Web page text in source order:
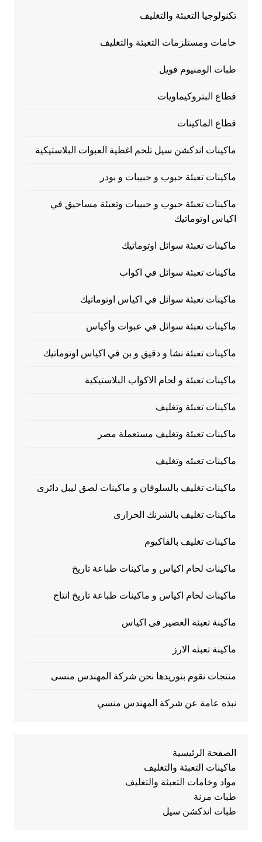
تكنولوجيا التعبئة والتغليف
خامات ومستلزمات التعبئة والتغليف
طبات الومنيوم فويل
قطاع البتروكيماويات
قطاع الماكينات
ماكينات اندكشن سيل تلحم اغطية العبوات البلاستيكية
ماكينات تعبئة حبوب و حبيبات و بودر
ماكينات تعبئة حبوب و حبيبات وتعبئة مساحيق في
اكياس اوتوماتيك
ماكينات تعبئة سوائل اوتوماتيك
ماكينات تعبئة سوائل في اكواب
ماكينات تعبئة سوائل في اكياس اوتوماتيك
ماكينات تعبئة سوائل في عبوات وأكياس
ماكينات تعبئة نشا و دقيق و بن في اكياس اوتوماتيك
ماكينات تعبئة و لحام الاكواب البلاستيكية
ماكينات تعبئة وتغليف
ماكينات تعبئة وتغليف مستعملة مصر
ماكينات تعبئه وتغليف
ماكينات تغليف بالسلوفان و ماكينات لصق ليبل دائرى
ماكينات تغليف بالشرنك الحرارى
ماكينات تغليف بالفاكيوم
ماكينات لحام اكياس و ماكينات طباعة تاريخ
ماكينات لحام اكياس و ماكينات طباعة تاريخ انتاج
ماكينة تعبئة العصير فى اكياس
ماكينة تعبئه الارز
منتجات نقوم بتوريدها نحن شركة المهندس منسى
نبذه عامة عن شركة المهندس منسي
الصفحة الرئيسية
ماكينات التعبئة والتغليف
مواد وخامات التعبئة والتغليف
طبات مرنة
طبات اندكشن سيل